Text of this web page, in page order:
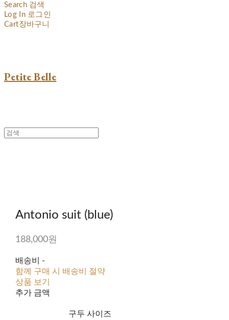
Search 검색
Log In 로그인
Cart장바구니
Petite Belle
Antonio suit (blue)
188,000원
배송비 -
함께 구매 시 배송비 절약
상품 보기
추가 금액
구두 사이즈